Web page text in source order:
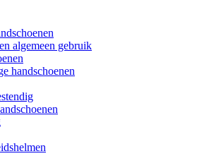
algemeen gebruik
handschoenen